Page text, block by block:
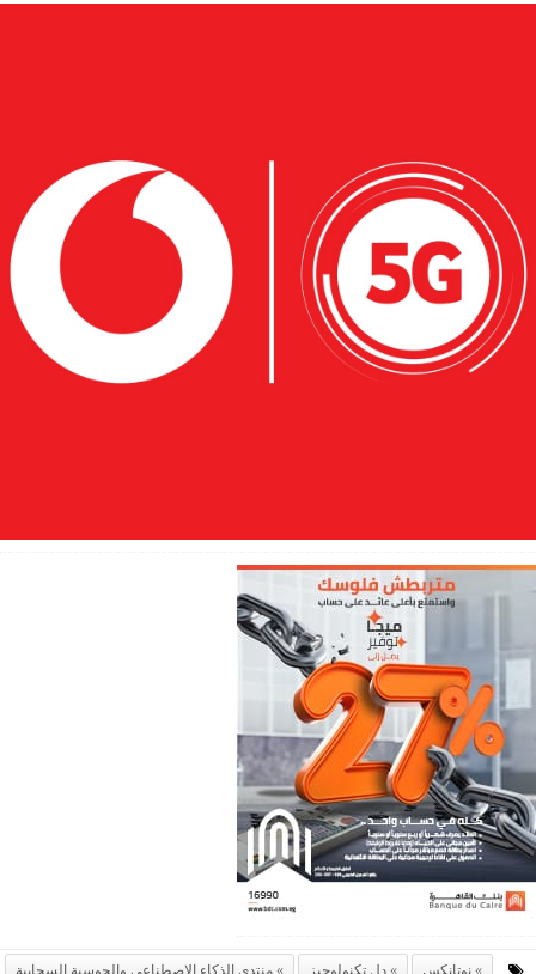
نوتانكس دل تكنولوجيز منتدى الذكاء الاصطناعي والحوسبة السحابية